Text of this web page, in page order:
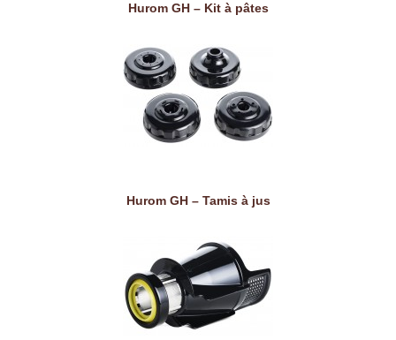
Hurom GH – Kit à pâtes
Hurom GH – Tamis à jus